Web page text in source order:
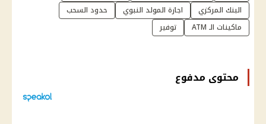
البنك المركزي
اجازة المولد النبوي
حدود السحب
ماكينات الـ ATM
توفير
محتوى مدفوع